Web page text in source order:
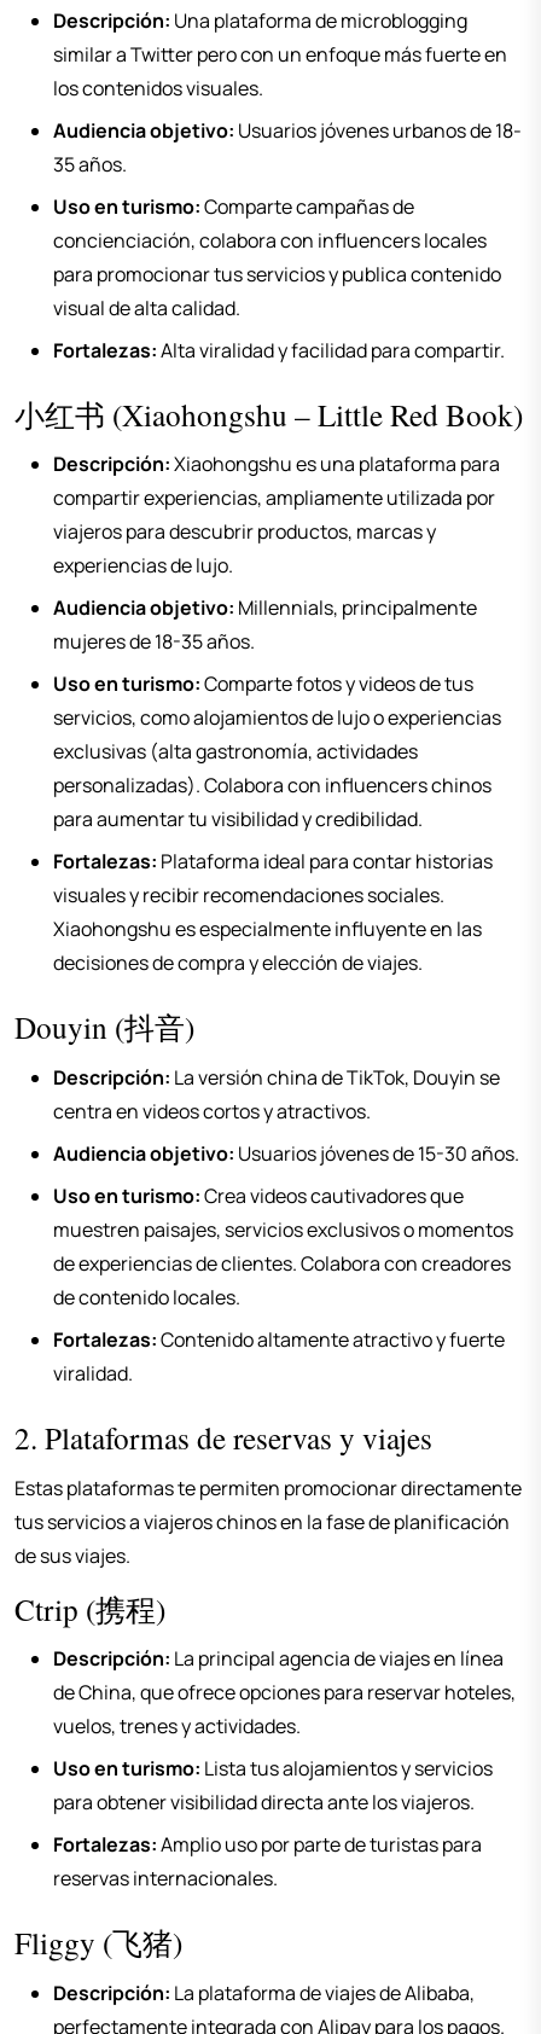
Descripción: Una plataforma de microblogging
similar a Twitter pero con un enfoque más fuerte en
los contenidos visuales.
Audiencia objetivo: Usuarios jóvenes urbanos de 18-
35 años.
Uso en turismo:Comparte campañas de
concienciación, colabora con influencers locales
para promocionar tus servicios y publica contenido
visual de alta calidad.
Fortalezas:Alta viralidad y facilidad para compartir.
小红书 (Xiaohongshu – Little Red Book)
Descripción:Xiaohongshu es una plataforma para
compartir experiencias, ampliamente utilizada por
viajeros para descubrir productos, marcas y
experiencias de lujo.
Audiencia objetivo: Millennials, principalmente
mujeres de 18-35 años.
Uso en turismo:Comparte fotos y videos de tus
servicios, como alojamientos de lujo o experiencias
exclusivas (alta gastronomía, actividades
personalizadas). Colabora con influencers chinos
para aumentar tu visibilidad y credibilidad.
Fortalezas: Plataforma ideal para contar historias
visuales y recibir recomendaciones sociales.
Xiaohongshu es especialmente influyente en las
decisiones de compra y elección de viajes.
Douyin (抖音)
Descripción: La versión china de TikTok, Douyin se
centra en videos cortos y atractivos.
Audiencia objetivo: Usuarios jóvenes de 15-30 años.
Uso en turismo:Crea videos cautivadores que
muestren paisajes, servicios exclusivos o momentos
de experiencias de clientes. Colabora con creadores
de contenido locales.
Fortalezas:Contenido altamente atractivo y fuerte
viralidad.
2. Plataformas de reservas y viajes
Estas plataformas te permiten promocionar directamente
tus servicios a viajeros chinos en la fase de planificación
de sus viajes.
Ctrip (携程)
Descripción: La principal agencia de viajes en línea
de China, que ofrece opciones para reservar hoteles,
vuelos, trenes y actividades.
Uso en turismo: Lista tus alojamientos y servicios
para obtener visibilidad directa ante los viajeros.
Fortalezas:Amplio uso por parte de turistas para
reservas internacionales.
Fliggy (飞猪)
Descripción: La plataforma de viajes de Alibaba,
perfectamente integrada con Alipay para los pagos.